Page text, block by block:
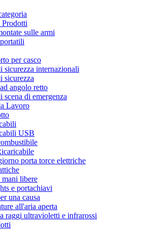
sulle armi
per casco
sicurezza internazionali
sicurezza
angolo retto
scena di emergenza
Lavoro
USB
porta torce elettriche
libere
e portachiavi
una causa
all'aria aperta
raggi ultravioletti e infrarossi